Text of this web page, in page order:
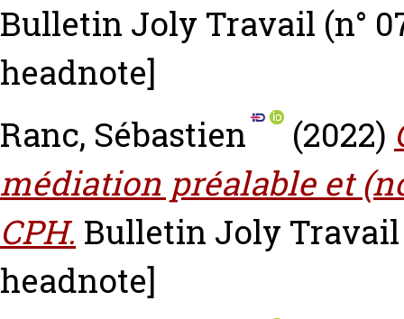
Bulletin Joly Travail (n°
headnote]
Ranc, Sébastien
(2022)
médiation préalable et
CPH. Bulletin Joly Travail
headnote]